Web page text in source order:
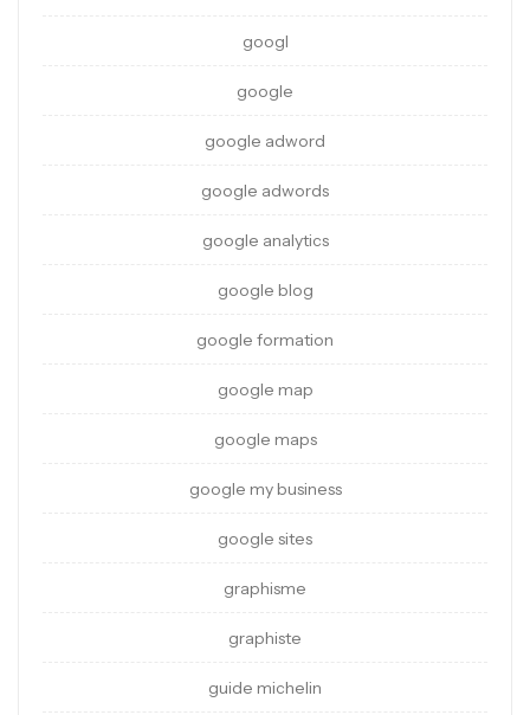
googl
google
google adword
google adwords
google analytics
google blog
google formation
google map
google maps
google my business
google sites
graphisme
graphiste
guide michelin